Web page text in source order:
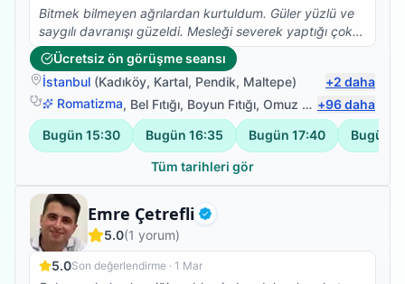
ihtiyaçlarını kendisi görebiliyor.
Bitmek bilmeyen ağrılardan kurtuldum. Güler yüzlü ve
saygılı davranışı güzeldi. Mesleği severek yaptığı çok
belli
Ücretsiz ön görüşme seansı
İstanbul (Kadıköy, Kartal, Pendik, Maltepe) +2 daha
Romatizma, Bel Fıtığı, Boyun Fıtığı, Omuz Bağ Yaralanması +96daha
Bugün 15:30 Bugün 16:35 Bugün 17:40 Bugün
Tüm tarihleri gör
Emre Çetrefli Doğrulanmış
Fizyoterapist
5.0(1 yorum)
5.0Son değerlendirme · 1 Mar